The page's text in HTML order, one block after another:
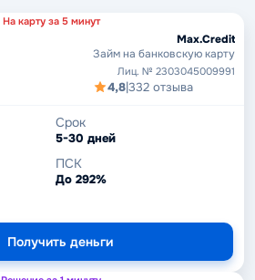
На карту за 5 минут
Max.Credit
Займ на банковскую карту
Лиц. № 2303045009991
4,8|332 отзыва
Срок
5-30 дней
ПСК
До 292%
Получить деньги